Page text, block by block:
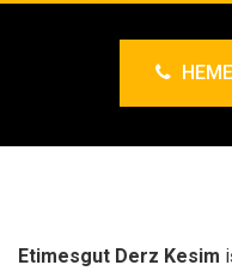
Etimesgut Derz Kesim